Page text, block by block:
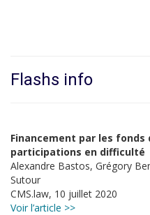
Flashs info
Financement par les
participations en difficulté
Alexandre Bastos, Grégory
Sutour
CMS.law, 10 juillet 2020
Voir l’article >>